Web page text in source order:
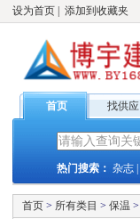
设为首页 添加到收藏夹
首页 找供应
热门搜索： 杂志
首页 > 所有类目 > 保温 >